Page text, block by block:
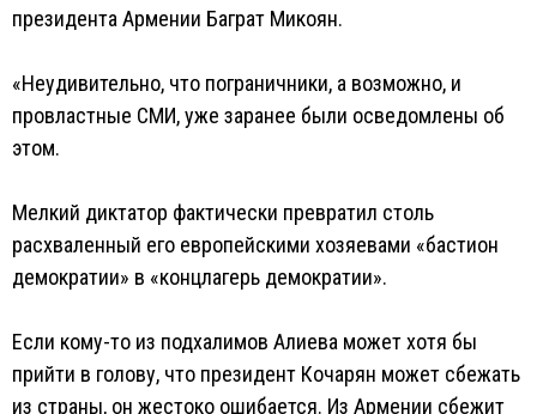
президента Армении Баграт Микоян.
«Неудивительно, что пограничники, а возможно, и
провластные СМИ, уже заранее были осведомлены об
этом.
Мелкий диктатор фактически превратил столь
расхваленный его европейскими хозяевами «бастион
демократии» в «концлагерь демократии».
Если кому-то из подхалимов Алиева может хотя бы
прийти в голову, что президент Кочарян может сбежать
из страны, он жестоко ошибается. Из Армении сбежит